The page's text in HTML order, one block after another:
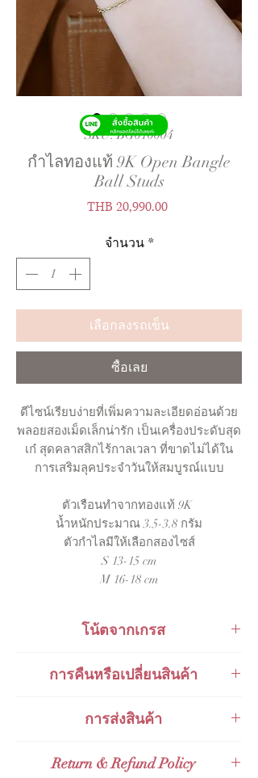
SKU: BG010004
กำไลทองแท้ 9K Open Bangle
Ball Studs
THB 20,990.00ราคา
จำนวน *
เลือกลงรถเข็น
ซื้อเลย
ดีไซน์เรียบง่ายที่เพิ่มความละเอียดอ่อนด้วย
พลอยสองเม็ดเล็กน่ารัก เป็นเครื่องประดับสุด
เก๋ สุดคลาสสิกไร้กาลเวลา ที่ขาดไม่ได้ใน
การเสริมลุคประจำวันให้สมบูรณ์แบบ
ตัวเรือนทำจากทองแท้ 9K
น้ำหนักประมาณ 3.5-3.8 กรัม
ตัวกำไลมีให้เลือกสองไซส์
S 13-15 cm
M 16-18 cm
โน้ตจากเกรส
The open ring speaks of possibilities and
chances, options and adventure. You may
perhaps you are still somewhere in the
แหวนเปิดไม่เต็มวงพูดถึงการเปิดให้
การคืนหรือเปลี่ยนสินค้า
ชั่วโมงหลังจากการรับของ
การส่งสินค้า
ส่งกับไปรษณีย์ไทยThailand Post
Return & Refund Policy